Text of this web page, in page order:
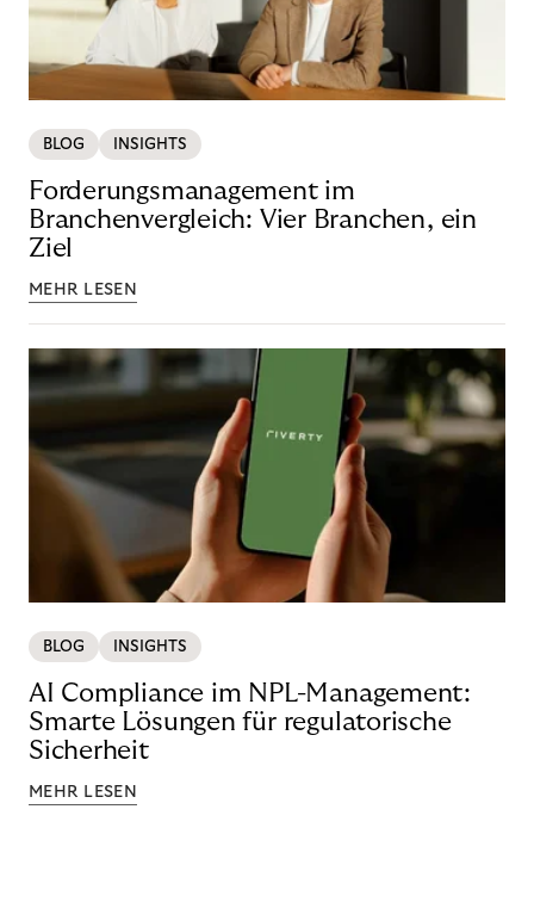
BLOG INSIGHTS
Forderungsmanagement im
Branchenvergleich: Vier Branchen, ein
Ziel
MEHR LESEN
BLOG INSIGHTS
AI Compliance im NPL-Management:
Smarte Lösungen für regulatorische
Sicherheit
MEHR LESEN